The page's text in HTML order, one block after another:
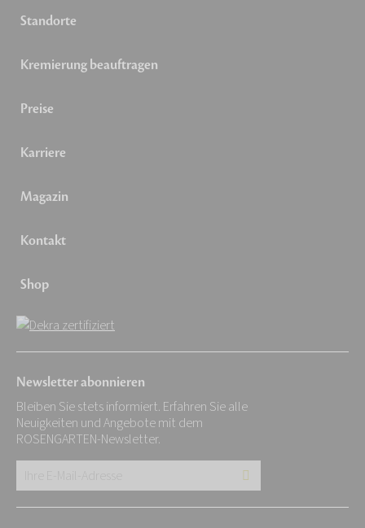
Standorte
Kremierung beauftragen
Preise
Karriere
Magazin
Kontakt
Shop
Newsletter abonnieren
Bleiben Sie stets informiert. Erfahren Sie alle
Neuigkeiten und Angebote mit dem
ROSENGARTEN-Newsletter.